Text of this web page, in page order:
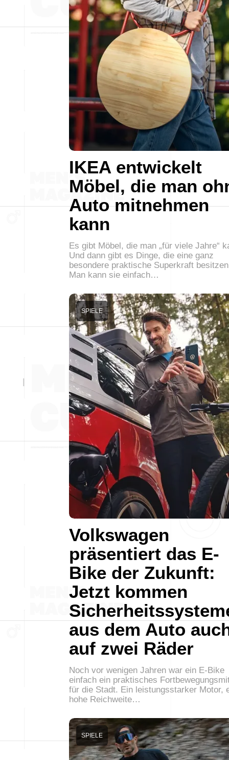
IKEA entwickelt
Möbel, die man
Auto mitnehmen
kann
Es gibt Möbel, die man „für viele Jahre“
Und dann gibt es Dinge, die eine ganz
besondere praktische Superkraft
Man kann sie einfach…
Volkswagen
präsentiert das E-
Bike der Zukunft:
Jetzt kommen
aus dem Auto
auf zwei Räder
SPIELE
Noch vor wenigen Jahren war ein E-Bike
einfach ein praktisches
für die Stadt. Ein leistungsstarker Motor,
hohe Reichweite…
SPIELE